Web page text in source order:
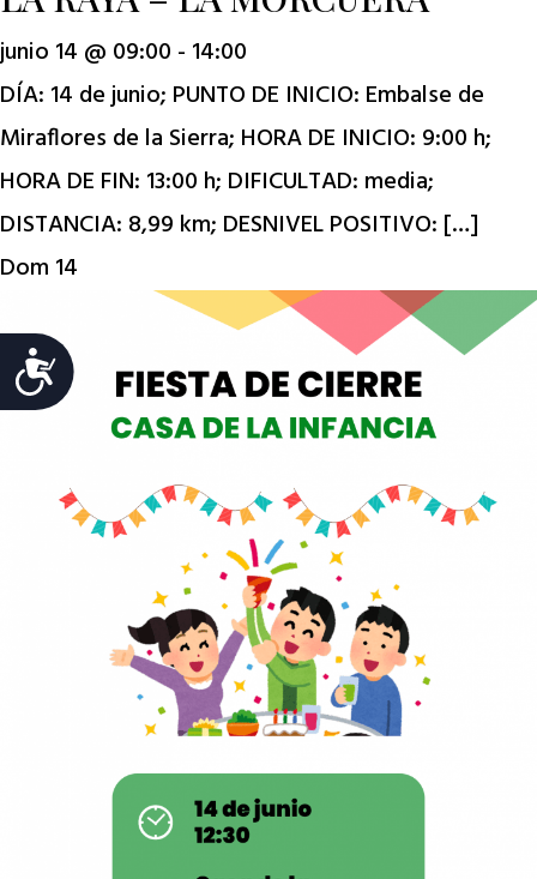
Accesibilidad
junio 14 @ 09:00 - 14:00
DÍA: 14 de junio; PUNTO DE INICIO: Embalse de
Miraflores de la Sierra; HORA DE INICIO: 9:00 h;
HORA DE FIN: 13:00 h; DIFICULTAD: media;
DISTANCIA: 8,99 km; DESNIVEL POSITIVO: […]
Dom 14